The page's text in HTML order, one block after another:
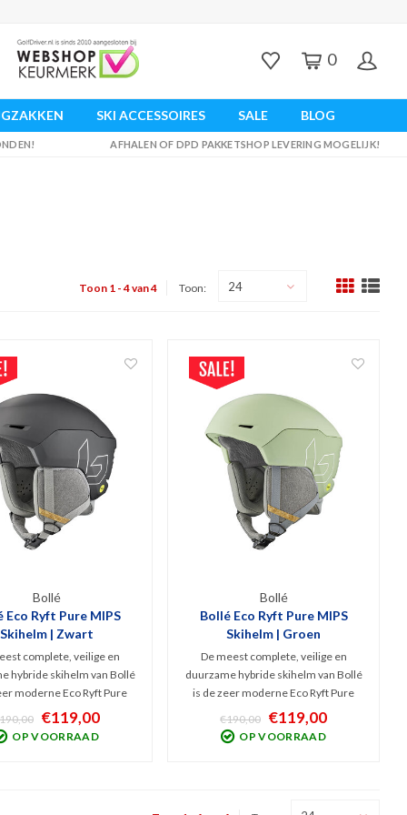
0
SKI ACCESSOIRES SALE BLOG
AFHALEN OF DPD PAKKETSHOP LEVERING MOGELIJK!
Toon 1 - 4 van 4 Toon: 24
Bollé
Eco Ryft Pure MIPS
Skihelm | Zwart
complete, veilige en
hybride skihelm van Bollé
moderne Eco Ryft Pure
Top specs zoals het
instelbare ventilatie
Protection is gecombineerd
€119,00
OP VOORRAAD
Bollé
Bollé Eco Ryft Pure MIPS
Skihelm | Groen
De meest complete, veilige en
duurzame hybride skihelm van Bollé
is de zeer moderne Eco Ryft Pure
MIPS skihelm. Top specs zoals het
BOA Fit System, instelbare ventilatie
en MIPS Protection is gecombineerd
€190,00 €119,00
OP VOORRAAD